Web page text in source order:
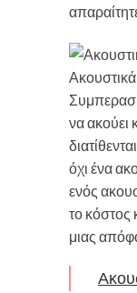
να ακούει
όχι ένα
ενός
το κόστος
μιας